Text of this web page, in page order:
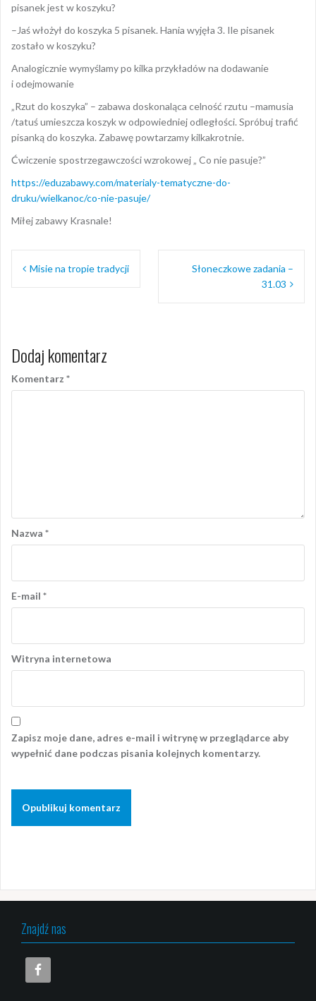
pisanek jest w koszyku?
–Jaś włożył do koszyka 5 pisanek. Hania wyjęła 3. Ile pisanek
zostało w koszyku?
Analogicznie wymyślamy po kilka przykładów na dodawanie
i odejmowanie
„Rzut do koszyka” – zabawa doskonaląca celność rzutu –mamusia
/tatuś umieszcza koszyk w odpowiedniej odległości. Spróbuj trafić
pisanką do koszyka. Zabawę powtarzamy kilkakrotnie.
Ćwiczenie spostrzegawczości wzrokowej „ Co nie pasuje?”
https://eduzabawy.com/materialy-tematyczne-do-
druku/wielkanoc/co-nie-pasuje/
Miłej zabawy Krasnale!
Nawigacja
Misie na tropie tradycji
Słoneczkowe zadania –
31.03
Dodaj komentarz
Komentarz *
Nazwa *
E-mail *
Witryna internetowa
Zapisz moje dane, adres e-mail i witrynę w przeglądarce aby
wypełnić dane podczas pisania kolejnych komentarzy.
Znajdź nas